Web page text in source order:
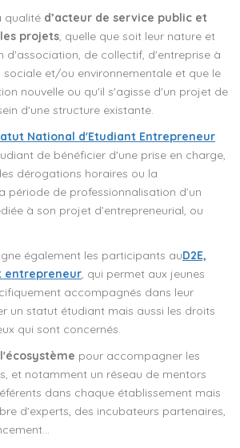
qualité d’acteur de service public et
projets, quelle que soit leur nature et
d'association, de collectif, d'entreprise à
et/ou environnementale et que le
nouvelle ou qu'il s'agisse d'un projet de
d'une structure existante.
National d'Etudiant Entrepreneur
de bénéficier d'une prise en charge,
dérogations horaires ou la
période de professionnalisation d’un
à son projet d’entrepreneurial, ou
également les participants auD2E,
entrepreneur, qui permet aux jeunes
accompagnés dans leur
un statut étudiant mais aussi les droits
qui sont concernés.
pour accompagner les
et notamment un réseau de mentors
dans chaque établissement mais
d'experts, des incubateurs partenaires,